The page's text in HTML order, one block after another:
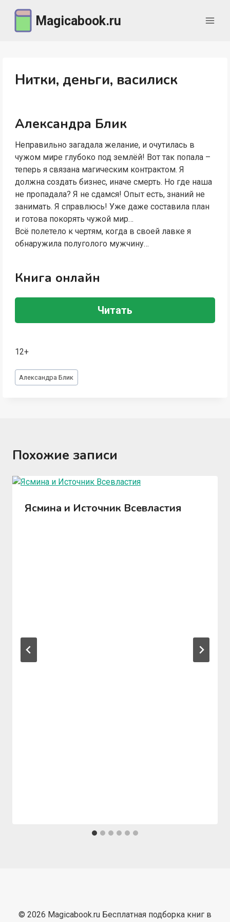
содержимому
Magicabook.ru
Нитки, деньги, василиск
Александра Блик
Неправильно загадала желание, и очутилась в
чужом мире глубоко под землёй! Вот так попала –
теперь я связана магическим контрактом. Я
должна создать бизнес, иначе смерть. Но где наша
не пропадала? Я не сдамся! Опыт есть, знаний не
занимать. Я справлюсь! Уже даже составила план
и готова покорять чужой мир…
Всё полетело к чертям, когда в своей лавке я
обнаружила полуголого мужчину…
Книга онлайн
Читать
12+
Метки
записи:
Александра Блик
Похожие записи
Ясмина и Источник Всевластия
© 2026 Magicabook.ru Бесплатная подборка книг в